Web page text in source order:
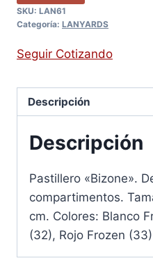
SKU: LAN61
Categoría: LANYARDS
Seguir Cotizando
Descripción
Descripción
Pastillero «Bizone».
compartimentos.
cm. Colores: Blanco
(32), Rojo Frozen